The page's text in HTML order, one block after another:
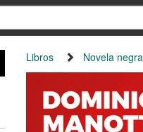
Libros Novela negra